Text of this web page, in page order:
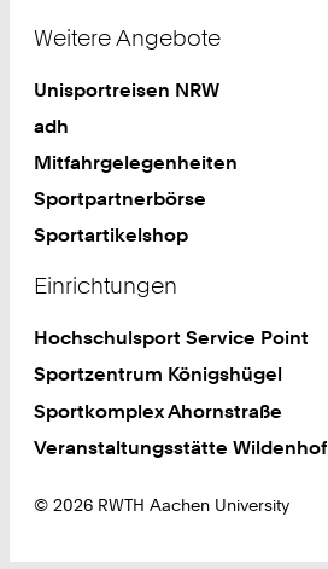
Weitere Angebote
Unisportreisen NRW
adh
Mitfahrgelegenheiten
Sportpartnerbörse
Sportartikelshop
Einrichtungen
Hochschulsport Service Point
Sportzentrum Königshügel
Sportkomplex Ahornstraße
Veranstaltungsstätte Wildenhof
© 2026 RWTH Aachen University